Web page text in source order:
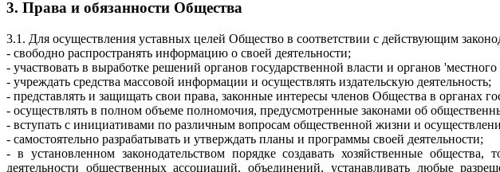
3. Права и обязанности Общества
3.1. Для осуществления уставных целей Общество в соответствии с действующим
- свободно распространять информацию о своей деятельности;
- участвовать в выработке решений органов государственной власти и органов
- учреждать средства массовой информации и осуществлять издательскую деятельность;
- представлять и защищать свои права, законные интересы членов Общества в органах
- осуществлять в полном объеме полномочия, предусмотренные законами об
- вступать с инициативами по различным вопросам общественной жизни и
- самостоятельно разрабатывать и утверждать планы и программы своей деятельности;
- в установленном законодательством порядке создавать хозяйственные
деятельности общественных ассоциаций. объединений, устанавливать любые